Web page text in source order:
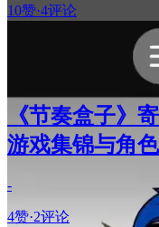
10赞·4评论
《节奏盒子》
游戏集锦与角
-
4赞·2评论